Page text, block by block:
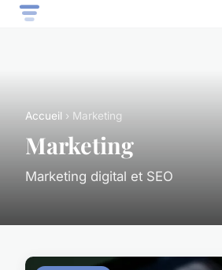
Accueil › Marketing
Marketing
Marketing digital et SEO